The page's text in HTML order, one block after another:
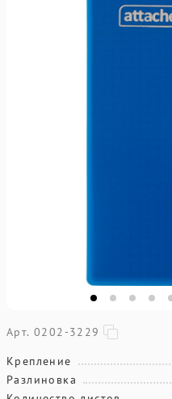
Арт. 0202-3229
Крепление
Разлиновка